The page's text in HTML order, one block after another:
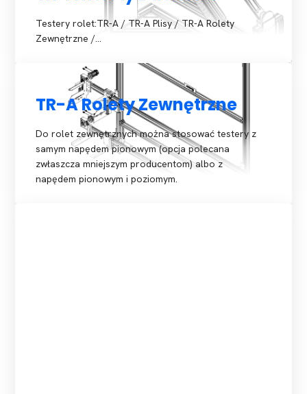
Testery rolet:TR-A / TR-A Plisy / TR-A Rolety
Zewnętrzne /…
TR-A Rolety Zewnętrzne
Do rolet zewnętrznych można stosować testery z
samym napędem pionowym (opcja polecana
zwłaszcza mniejszym producentom) albo z
napędem pionowym i poziomym.